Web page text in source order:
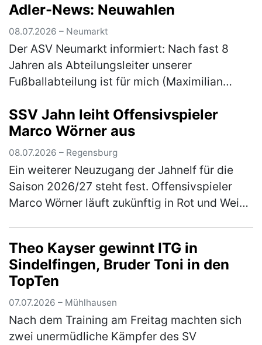
SV Höhenberg zog am letzten Juni-
Wochenende … (mehr)
Adler-News: Neuwahlen
08.07.2026 – Neumarkt
Der ASV Neumarkt informiert: Nach fast 8
Jahren als Abteilungsleiter unserer
Fußballabteilung ist für mich (Maximilian
neue Hände zu übergeben. Aus persönlichen
…(mehr)
SSV Jahn leiht Offensivspieler
Marco Wörner aus
08.07.2026 – Regensburg
Ein weiterer Neuzugang der Jahnelf für die
Saison 2026/27 steht fest. Offensivspieler
Marco Wörner läuft zukünftig in Rot und Weiß
Theo Kayser gewinnt ITG in
Sindelfingen, Bruder Toni in den
TopTen
07.07.2026 – Mühlhausen
Nach dem Training am Freitag machten sich
zwei unermüdliche Kämpfer des SV